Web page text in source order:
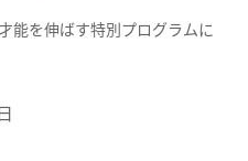
能を伸ばす特別プログラムに